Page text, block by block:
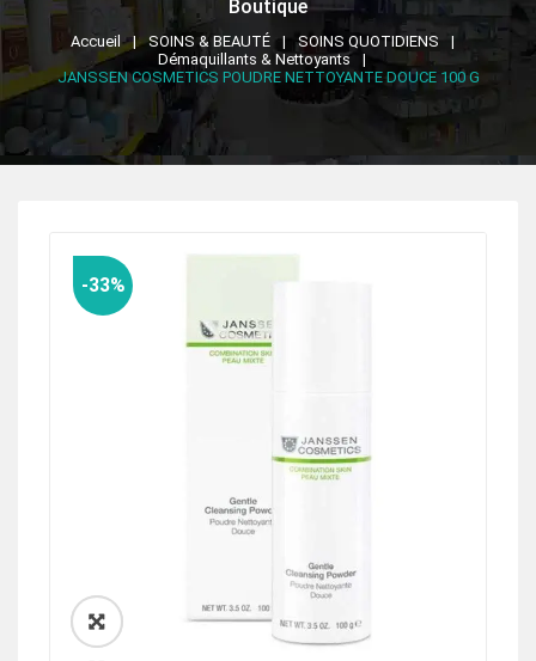
Boutique
Accueil SOINS & BEAUTÉ
SOINS QUOTIDIENS
Démaquillants & Nettoyants
JANSSEN COSMETICS POUDRE NETTOYANTE DOUCE 100 G
🔍
-33%